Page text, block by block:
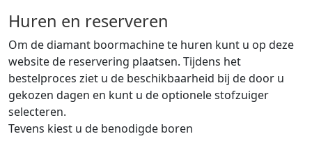
Huren en reserveren
Om de diamant boormachine te huren kunt u op deze
website de reservering plaatsen. Tijdens het
bestelproces ziet u de beschikbaarheid bij de door u
gekozen dagen en kunt u de optionele stofzuiger
selecteren.
Tevens kiest u de benodigde boren